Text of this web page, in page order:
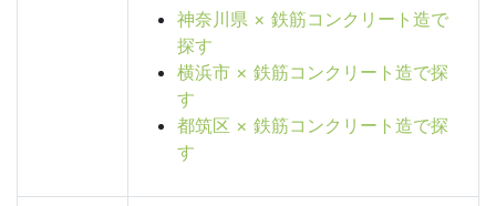
神奈川県 × 鉄筋コンクリート造で
探す
横浜市 × 鉄筋コンクリート造で探
す
都筑区 × 鉄筋コンクリート造で探
す